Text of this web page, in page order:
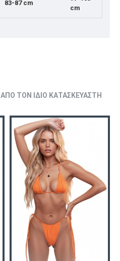
83-87 cm
cm
ΑΠΌ ΤΟΝ ΊΔΙΟ ΚΑΤΑΣΚΕΥΑΣΤΉ